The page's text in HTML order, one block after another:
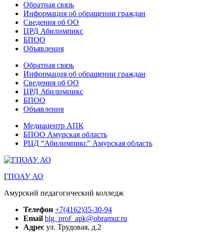
Обратная связь
Информация об обращении граждан
Сведения об ОО
ЦРД Абилимпикс
БПОО
Объявления
Обратная связь
Информация об обращении граждан
Сведения об ОО
ЦРД Абилимпикс
БПОО
Объявления
Медиацентр АПК
БПОО Амурская область
РЦД “Абилимпикс” Амурская область
ГПОАУ АО
Амурский педагогический колледж
Телефон +7(4162)35-30-94
Email blg_prof_apk@obramur.ru
Адрес ул. Трудовая, д.2